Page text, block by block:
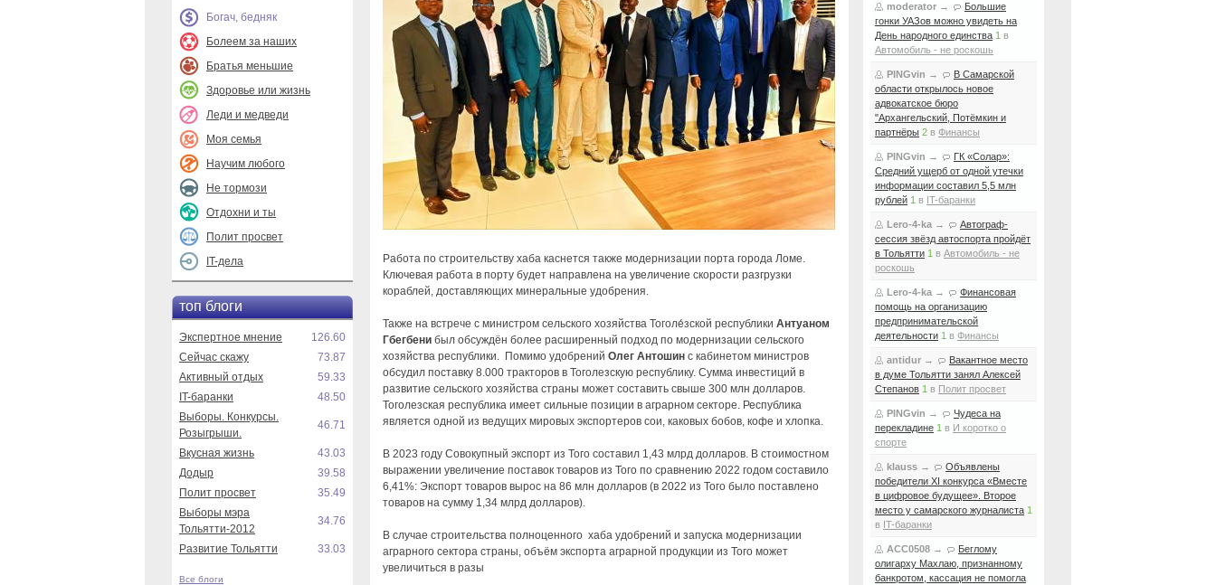
Богач, бедняк
Болеем за наших
Братья меньшие
Здоровье или жизнь
Леди и медведи
Моя семья
Научим любого
Не тормози
Отдохни и ты
Полит просвет
IT-дела
топ блоги
Экспертное мнение
126.60
Сейчас скажу
73.87
Активный отдых
59.33
IT-баранки
48.50
Выборы. Конкурсы.
Розыгрыши.
46.71
Вкусная жизнь
43.03
Додыр
39.58
Полит просвет
35.49
Выборы мэра
Тольятти-2012
34.76
Развитие Тольятти 33.03
Все блоги
Работа по строительству хаба каснется также модернизации порта города Ломе.
Ключевая работа в порту будет направлена на увеличение скорости разгрузки
кораблей, доставляющих минеральные удобрения.
Также на встрече с министром сельского хозяйства Тоголе́зской республики Антуаном
Гбегбени был обсуждён более расширенный подход по модернизации сельского
хозяйства республики. Помимо удобрений Олег Антошин с кабинетом министров
обсудил поставку 8.000 тракторов в Тоголезскую республику. Сумма инвестиций в
развитие сельского хозяйства страны может составить свыше 300 млн долларов.
Тоголезская республика имеет сильные позиции в аграрном секторе. Республика
является одной из ведущих мировых экспортеров сои, каковых бобов, кофе и хлопка.
В 2023 году Совокупный экспорт из Того составил 1,43 млрд долларов. В стоимостном
выражении увеличение поставок товаров из Того по сравнению 2022 годом составило
6,41%: Экспорт товаров вырос на 86 млн долларов (в 2022 из Того было поставлено
товаров на сумму 1,34 млрд долларов).
В случае строительства полноценного хаба удобрений и запуска модернизации
аграрного сектора страны, объём экспорта аграрной продукции из Того может
увеличиться в разы
moderator →
Большие
гонки УАЗов можно увидеть на
День народного единства 1 в
Автомобиль - не роскошь
PINGvin →
В Самарской
области открылось новое
адвокатское бюро
"Архангельский, Потёмкин и
партнёры 2 в Финансы
PINGvin →
ГК «Солар»:
Средний ущерб от одной утечки
информации составил 5,5 млн
рублей 1 в IT-баранки
Lero-4-ka →
Автограф-
сессия звёзд автоспорта пройдёт
в Тольятти 1 в Автомобиль - не
роскошь
Lero-4-ka →
Финансовая
помощь на организацию
предпринимательской
деятельности 1 в Финансы
antidur →
Вакантное место
в думе Тольятти занял Алексей
Степанов 1 в Полит просвет
PINGvin →
Чудеса на
перекладине 1 в И коротко о
спорте
klauss →
Объявлены
победители XI конкурса «Вместе
в цифровое будущее». Второе
место у самарского журналиста 1
в IT-баранки
ACC0508 →
Беглому
олигарху Махлаю, признанному
банкротом, кассация не помогла